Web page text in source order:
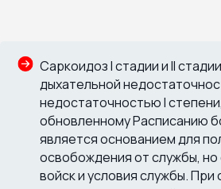
Саркоидоз I стадии и II
дыхательной
недостаточностью I
обновленному Расписанию
является основанием для
освобождения от службы, но
войск и условия службы. При